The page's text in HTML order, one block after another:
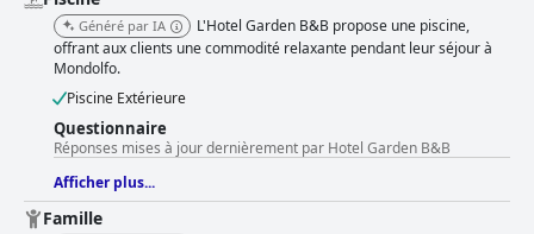
maison qui reçoivent fréquemment les éloges des clients. La diversité
des choix et la haute qualité garantissent que la plupart des visiteurs
commencent leur journée satisfaits. Les chambres de l'Hotel Garden
B&B maintiennent un niveau de propreté impeccable, contribuant à une
expérience client positive. Elles sont bien équipées avec des commodités
telles que des mini-réfrigérateurs et des lits confortables, bien que
certains grands groupes puissent trouver l'espace un peu restreint.
Néanmoins, les chambres climatisées et l'excellente literie contribuent à
un séjour confortable. Le niveau de propreté s'étend à toutes les
installations de l'hôtel, y compris la piscine bien entretenue. Cette piscine
méticuleusement entretenue est un atout attrayant, décrite comme
Généré par IA
L'Hotel Garden B&B propose une piscine,
offrant aux clients une commodité relaxante pendant leur séjour à
Mondolfo.
Piscine Extérieure
Questionnaire
Réponses mises à jour dernièrement par Hotel Garden B&B
Afficher plus...
Famille